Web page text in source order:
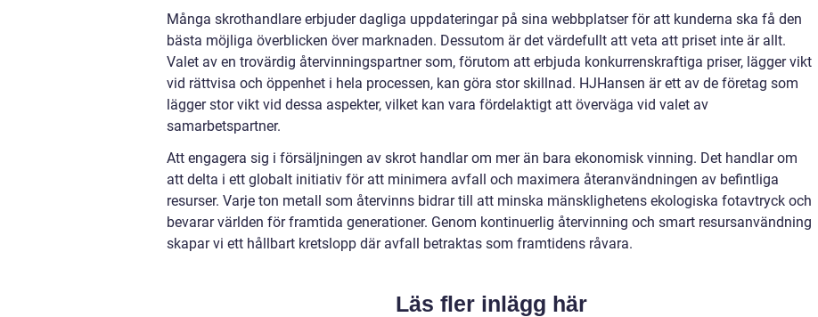
Många skrothandlare erbjuder dagliga uppdateringar på sina webbplatser för att kunderna ska få den
bästa möjliga överblicken över marknaden. Dessutom är det värdefullt att veta att priset inte är allt.
Valet av en trovärdig återvinningspartner som, förutom att erbjuda konkurrenskraftiga priser, lägger vikt
vid rättvisa och öppenhet i hela processen, kan göra stor skillnad. HJHansen är ett av de företag som
lägger stor vikt vid dessa aspekter, vilket kan vara fördelaktigt att överväga vid valet av
samarbetspartner.
Att engagera sig i försäljningen av skrot handlar om mer än bara ekonomisk vinning. Det handlar om
att delta i ett globalt initiativ för att minimera avfall och maximera återanvändningen av befintliga
resurser. Varje ton metall som återvinns bidrar till att minska mänsklighetens ekologiska fotavtryck och
bevarar världen för framtida generationer. Genom kontinuerlig återvinning och smart resursanvändning
skapar vi ett hållbart kretslopp där avfall betraktas som framtidens råvara.
Läs fler inlägg här